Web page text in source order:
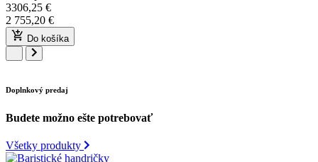
3306,25 €
2 755,20 €
Do košíka
Doplnkový predaj
Budete možno ešte potrebovať
Všetky produkty